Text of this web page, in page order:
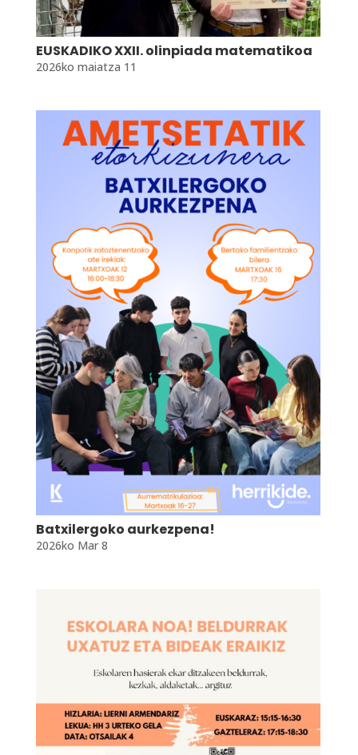
EUSKADIKO XXII. olinpiada matematikoa
2026ko maiatza 11
Batxilergoko aurkezpena!
2026ko Mar 8